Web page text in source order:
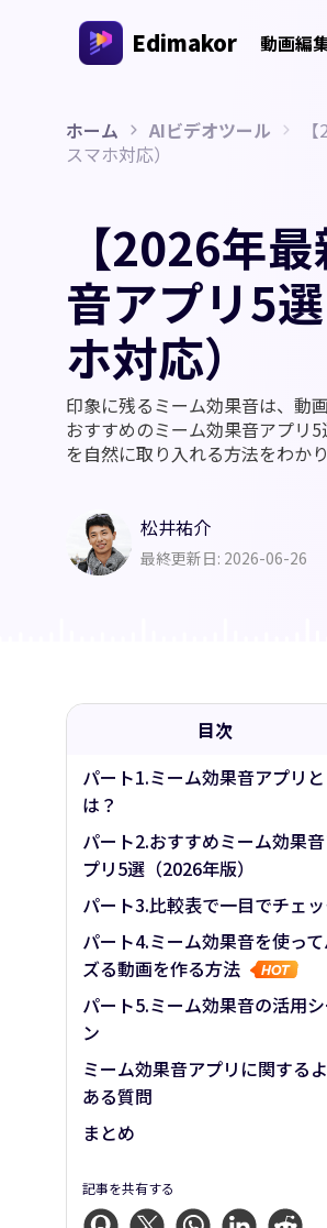
Edimakor 動画編
プラットフォーム
Windows 11/10 対応のオールイン
フト、多彩なメディア素材を搭載
Mac動画編集ソフト
Mac対応の簡単AI動画編集ソフト
能を搭載
動画クリエイタ
多言語動画制作
ホーム AIビデオツール
スマホ対応）
【2026年
音アプリ5
ホ対応）
印象に残るミーム効果音は、動
おすすめのミーム効果音アプリ
を自然に取り入れる方法をわか
松井祐介
最終更新日: 2026-06-26
目次
パート1.ミーム効果音アプリと
は？
パート2.おすすめミーム効果
プリ5選（2026年版）
パート3.比較表で一目でチェ
パート4.ミーム効果音を使っ
ズる動画を作る方法
パート5.ミーム効果音の活用
ン
ミーム効果音アプリに関する
ある質問
まとめ
記事を共有する